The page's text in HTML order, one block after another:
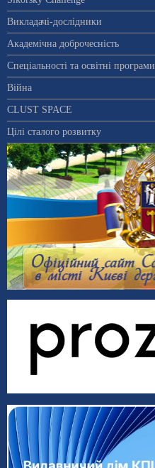
Викладачі-дослідники
Академічна доброчесність
Спеціальності та освітні програми
Війна
CLUST SPACE
Цілі сталого розвитку